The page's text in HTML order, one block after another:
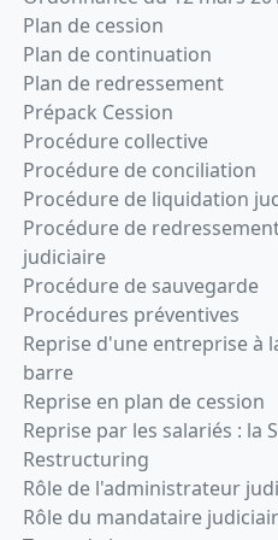
Plan de cession
Plan de continuation
Plan de redressement
Prépack Cession
Procédure collective
Procédure de conciliation
Procédure de liquidation
Procédure de
judiciaire
Procédure de sauvegarde
Procédures préventives
Reprise d'une entreprise à
barre
Reprise en plan de cession
Reprise par les salariés : la
Restructuring
Rôle de l'administrateur
Rôle du mandataire